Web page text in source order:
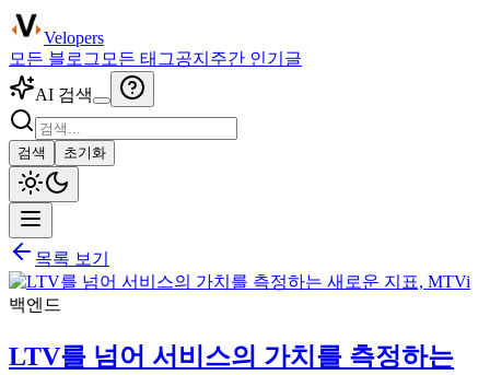
Velopers
모든 블로그 모든 태그공지 주간 인기글
AI 검색
검색 초기화
목록 보기
백엔드
LTV를 넘어 서비스의 가치를 측정하는